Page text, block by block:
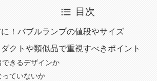
目次
！バブルランプの値段やサイズ
クトや類似品で重視すべきポイント
きるデザインか
っていないか